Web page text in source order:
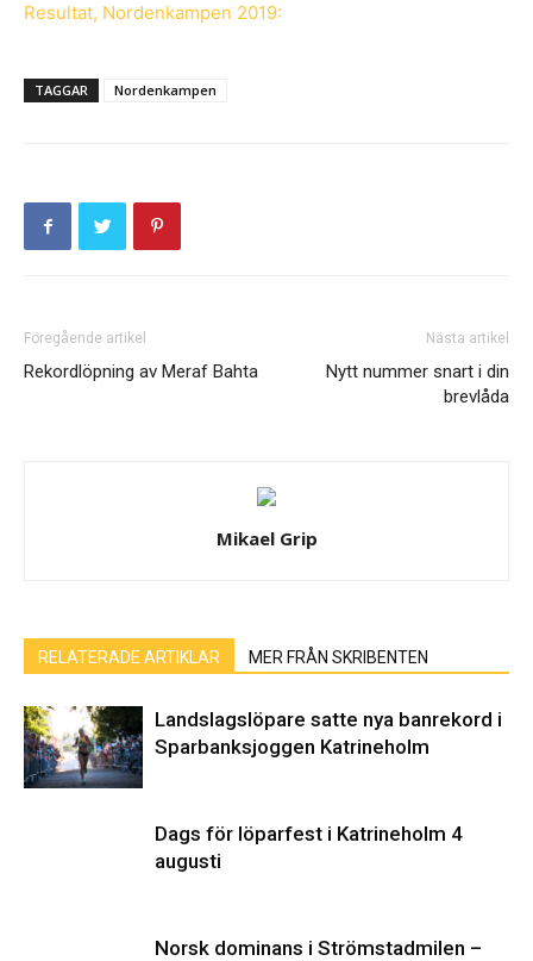
Resultat, Nordenkampen 2019:
TAGGAR Nordenkampen
Föregående artikel
Rekordlöpning av Meraf Bahta
Nästa artikel
Nytt nummer snart i din
brevlåda
Mikael Grip
RELATERADE ARTIKLAR MER FRÅN SKRIBENTEN
Landslagslöpare satte nya banrekord i
Sparbanksjoggen Katrineholm
Dags för löparfest i Katrineholm 4
augusti
Norsk dominans i Strömstadmilen –